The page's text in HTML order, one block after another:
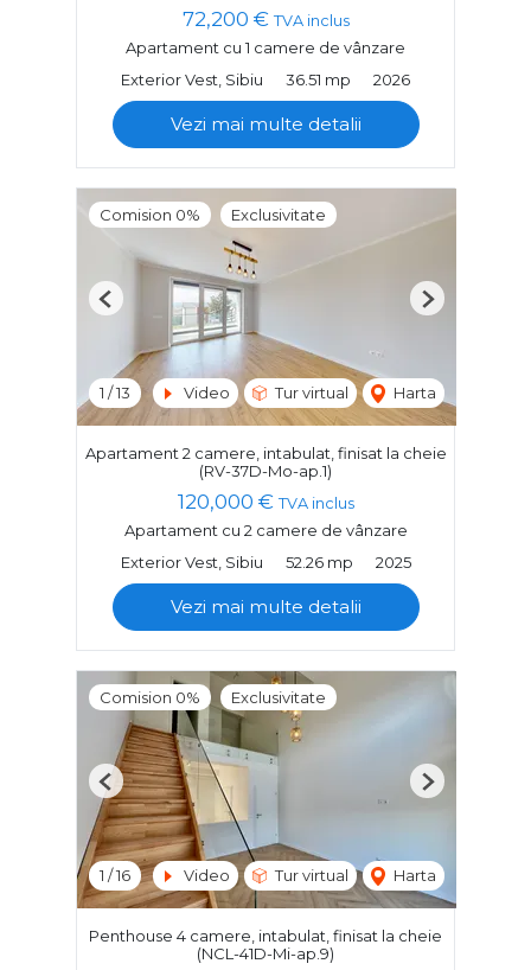
72,200 € TVA inclus
Apartament cu 1 camere de vânzare
Exterior Vest, Sibiu
36.51 mp 2026
Vezi mai multe detalii
Comision 0% Exclusivitate
1 /13 Video Tur virtual Harta
Previous Next
Apartament 2 camere, intabulat, finisat la cheie
(RV-37D-Mo-ap.1)
120,000 € TVA inclus
Apartament cu 2 camere de vânzare
Exterior Vest, Sibiu
52.26 mp 2025
Vezi mai multe detalii
Comision 0% Exclusivitate
1 /16 Video Tur virtual Harta
Previous Next
Penthouse 4 camere, intabulat, finisat la cheie
(NCL-41D-Mi-ap.9)